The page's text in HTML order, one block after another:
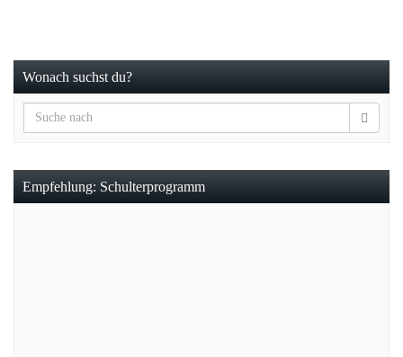
Wonach suchst du?
Empfehlung: Schulterprogramm